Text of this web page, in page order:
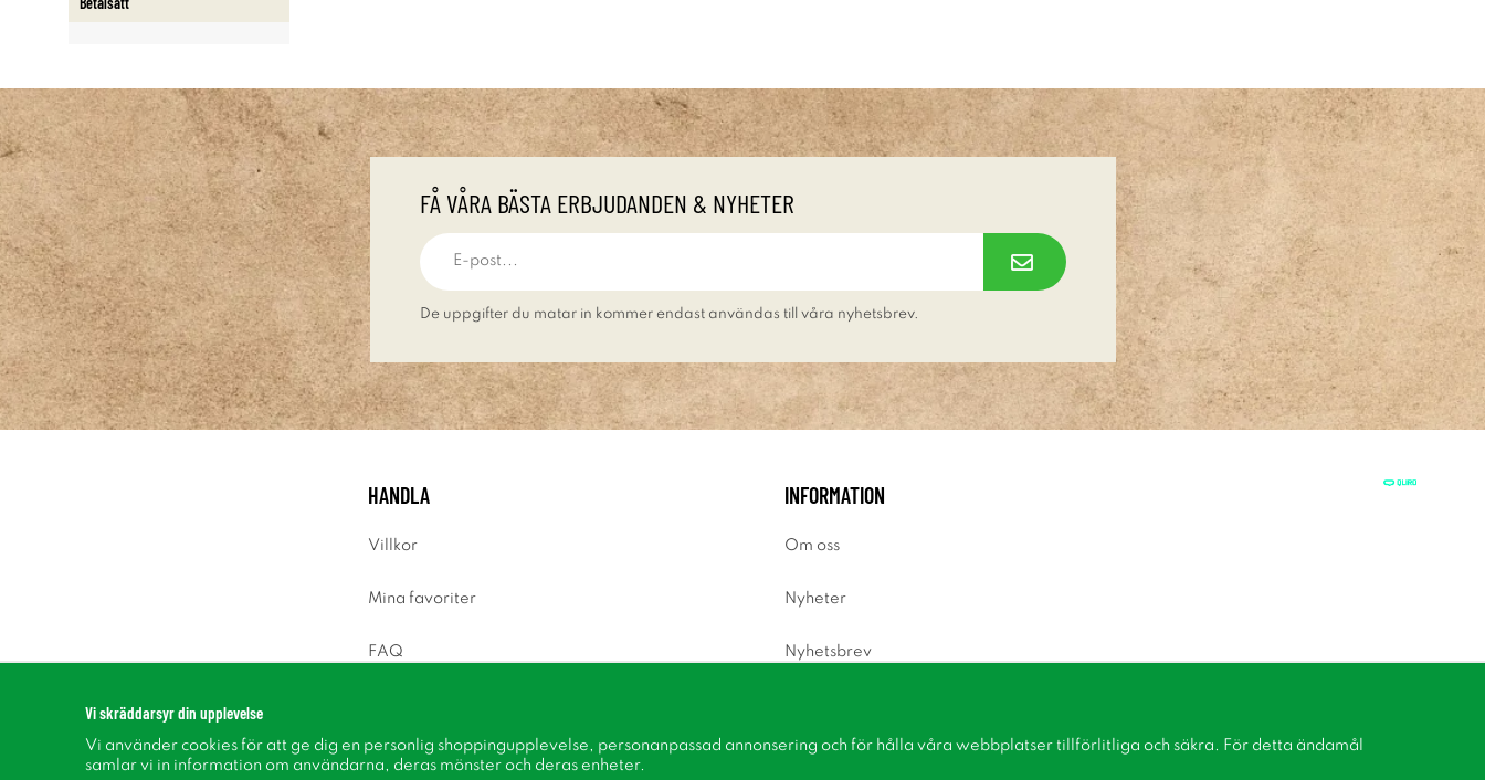
FÅ VÅRA BÄSTA ERBJUDANDEN & NYHETER
De uppgifter du matar in kommer endast användas till våra nyhetsbrev.
HANDLA
Villkor
Mina favoriter
FAQ
INFORMATION
Om oss
Nyheter
Nyhetsbrev
Inspiration
Vi skräddarsyr din upplevelse
Vi använder cookies för att ge dig en personlig shoppingupplevelse, personanpassad annonsering och för hålla våra webbplatser tillförlitliga och säkra. För detta ändamål
samlar vi in information om användarna, deras mönster och deras enheter.